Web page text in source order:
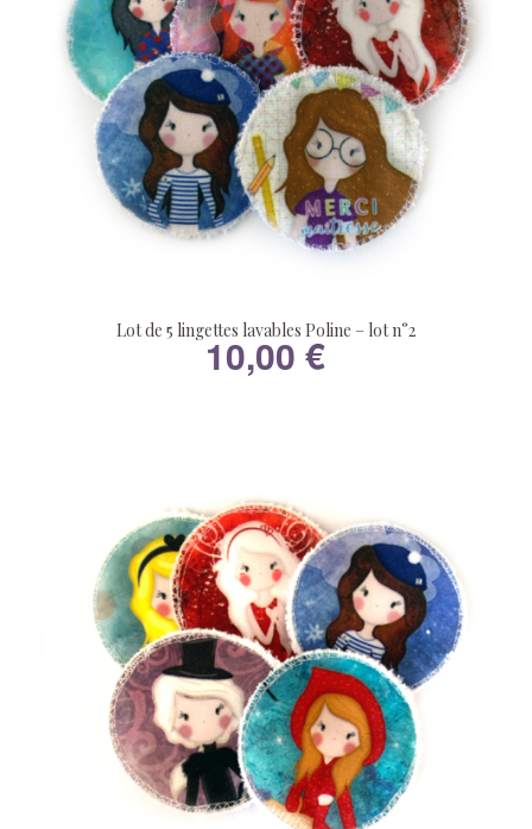
Lot de 5 lingettes lavables Poline – lot n°2
10,00€